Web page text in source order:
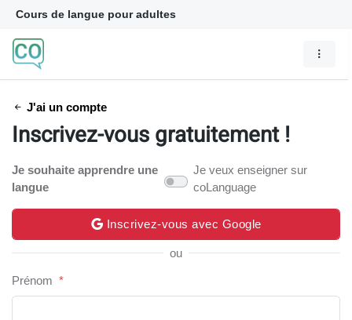
Cours de langue pour adultes
J'ai un compte
Inscrivez-vous gratuitement !
Je souhaite apprendre une
langue
Je veux enseigner sur
coLanguage
Inscrivez-vous avec Google
ou
Prénom *